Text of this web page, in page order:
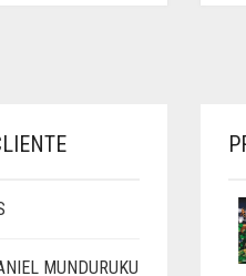
MUNDURUKU